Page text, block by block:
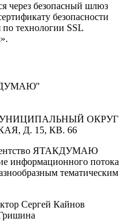
через безопасный шлюз
безопасности
технологии SSL
ОКРУГ
Д. 15, КВ. 66
ЯТАКДУМАЮ
информационного потока
тематическим
Сергей Кайнов